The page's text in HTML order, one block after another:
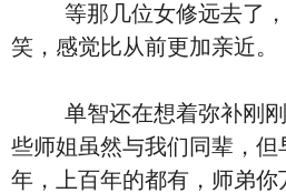
等那几位女修远去了，
笑，感觉比从前更加亲近。
单智还在想着弥补刚刚
些师姐虽然与我们同辈，
年，上百年的都有，师弟你